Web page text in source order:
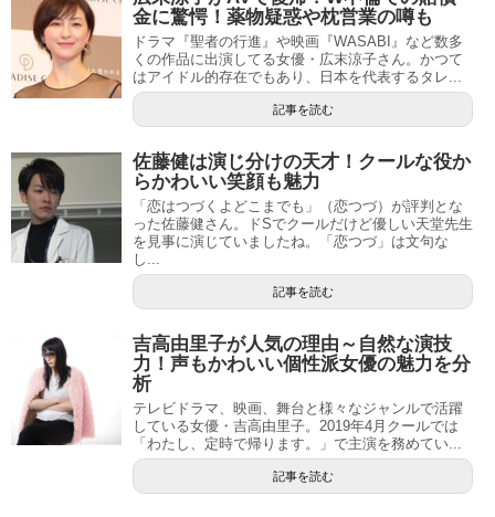
金に驚愕！薬物疑惑や枕営業の噂も
ドラマ『聖者の行進』や映画『WASABI』など数多
くの作品に出演してる女優・広末涼子さん。かつて
はアイドル的存在でもあり、日本を代表するタレ...
記事を読む
佐藤健は演じ分けの天才！クールな役か
らかわいい笑顔も魅力
「恋はつづくよどこまでも」（恋つづ）が評判とな
った佐藤健さん。ドSでクールだけど優しい天堂先生
を見事に演じていましたね。「恋つづ」は文句な
し...
記事を読む
吉高由里子が人気の理由～自然な演技
力！声もかわいい個性派女優の魅力を分
析
テレビドラマ、映画、舞台と様々なジャンルで活躍
している女優・吉高由里子。2019年4月クールでは
「わたし、定時で帰ります。」で主演を務めてい...
記事を読む